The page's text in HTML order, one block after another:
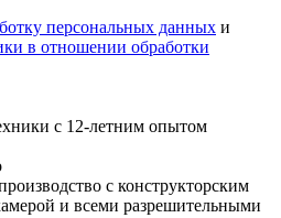
персональных данных и
в отношении обработки
с 12-летним опытом
с конструкторским
и всеми разрешительными